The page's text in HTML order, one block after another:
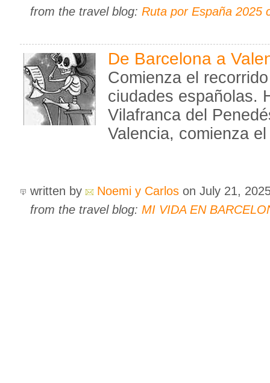
from the travel blog: Ruta por España 2025
De Barcelona a
Comienza el
ciudades españolas.
Vilafranca del
Valencia, comienza
written by Noemi y Carlos on July 21,
from the travel blog: MI VIDA EN